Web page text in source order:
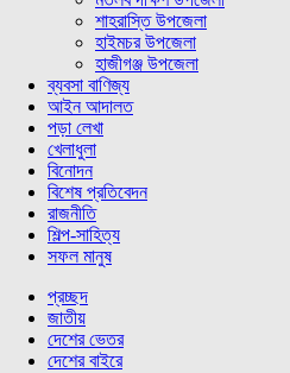
শাহরাস্তি উপজেলা
হাইমচর উপজেলা
হাজীগঞ্জ উপজেলা
ব্যবসা বাণিজ্য
আইন আদালত
পড়া লেখা
খেলাধুলা
বিনোদন
বিশেষ প্রতিবেদন
রাজনীতি
শিল্প-সাহিত্য
সফল মানুষ
প্রচ্ছদ
জাতীয়
দেশের ভেতর
দেশের বাইরে